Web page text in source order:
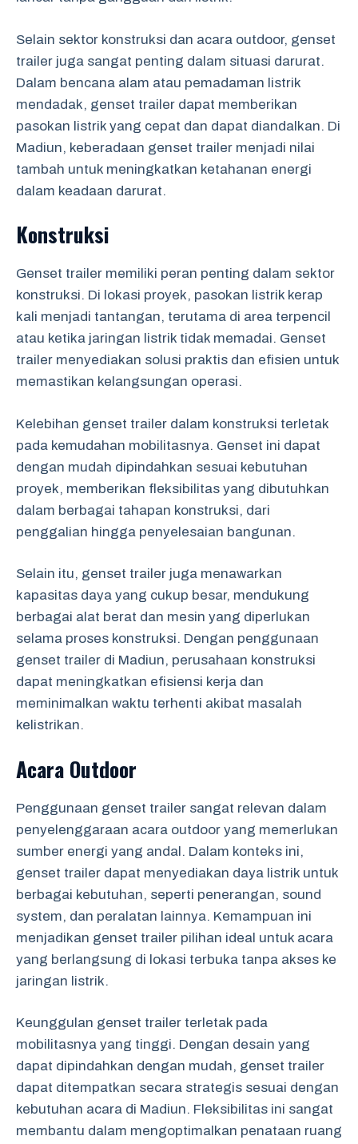
Selain sektor konstruksi dan acara outdoor, genset
trailer juga sangat penting dalam situasi darurat.
Dalam bencana alam atau pemadaman listrik
mendadak, genset trailer dapat memberikan
pasokan listrik yang cepat dan dapat diandalkan. Di
Madiun, keberadaan genset trailer menjadi nilai
tambah untuk meningkatkan ketahanan energi
dalam keadaan darurat.
Konstruksi
Genset trailer memiliki peran penting dalam sektor
konstruksi. Di lokasi proyek, pasokan listrik kerap
kali menjadi tantangan, terutama di area terpencil
atau ketika jaringan listrik tidak memadai. Genset
trailer menyediakan solusi praktis dan efisien untuk
memastikan kelangsungan operasi.
Kelebihan genset trailer dalam konstruksi terletak
pada kemudahan mobilitasnya. Genset ini dapat
dengan mudah dipindahkan sesuai kebutuhan
proyek, memberikan fleksibilitas yang dibutuhkan
dalam berbagai tahapan konstruksi, dari
penggalian hingga penyelesaian bangunan.
Selain itu, genset trailer juga menawarkan
kapasitas daya yang cukup besar, mendukung
berbagai alat berat dan mesin yang diperlukan
selama proses konstruksi. Dengan penggunaan
genset trailer di Madiun, perusahaan konstruksi
dapat meningkatkan efisiensi kerja dan
meminimalkan waktu terhenti akibat masalah
kelistrikan.
Acara Outdoor
Penggunaan genset trailer sangat relevan dalam
penyelenggaraan acara outdoor yang memerlukan
sumber energi yang andal. Dalam konteks ini,
genset trailer dapat menyediakan daya listrik untuk
berbagai kebutuhan, seperti penerangan, sound
system, dan peralatan lainnya. Kemampuan ini
menjadikan genset trailer pilihan ideal untuk acara
yang berlangsung di lokasi terbuka tanpa akses ke
jaringan listrik.
Keunggulan genset trailer terletak pada
mobilitasnya yang tinggi. Dengan desain yang
dapat dipindahkan dengan mudah, genset trailer
dapat ditempatkan secara strategis sesuai dengan
kebutuhan acara di Madiun. Fleksibilitas ini sangat
membantu dalam mengoptimalkan penataan ruang